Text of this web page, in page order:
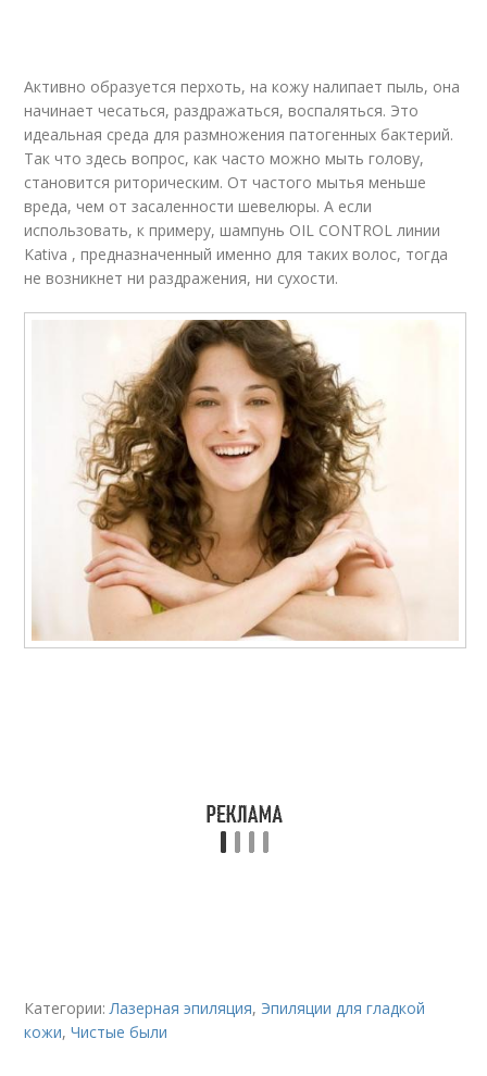
Активно образуется перхоть, на кожу налипает пыль, она
начинает чесаться, раздражаться, воспаляться. Это
идеальная среда для размножения патогенных бактерий.
Так что здесь вопрос, как часто можно мыть голову,
становится риторическим. От частого мытья меньше
вреда, чем от засаленности шевелюры. А если
использовать, к примеру, шампунь OIL CONTROL линии
Kativa , предназначенный именно для таких волос, тогда
не возникнет ни раздражения, ни сухости.
Категории:Лазерная эпиляция, Эпиляции для гладкой
кожи,Чистые были